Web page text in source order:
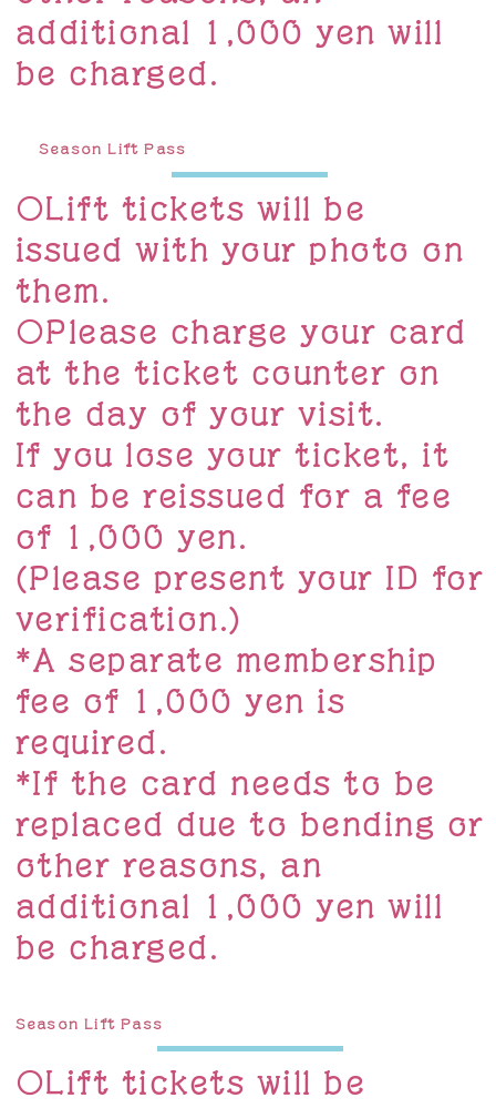
additional 1,000 yen will
be charged.
Season Lift Pass
〇Lift tickets will be
issued with your photo on
them.
〇Please charge your card
at the ticket counter on
the day of your visit.
If you lose your ticket, it
can be reissued for a fee
of 1,000 yen.
(Please present your ID for
verification.)
*A separate membership
fee of 1,000 yen is
required.
*If the card needs to be
replaced due to bending or
other reasons, an
additional 1,000 yen will
be charged.
Season Lift Pass
〇Lift tickets will be